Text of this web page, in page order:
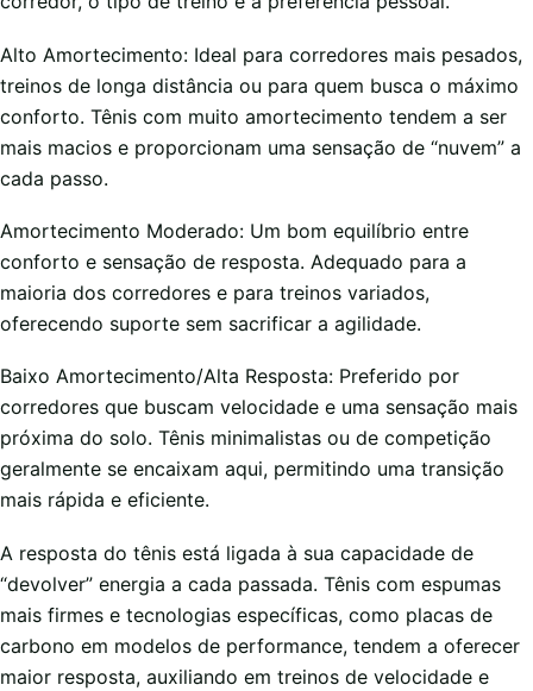
Alto Amortecimento: Ideal para corredores mais pesados,
treinos de longa distância ou para quem busca o máximo
conforto. Tênis com muito amortecimento tendem a ser
mais macios e proporcionam uma sensação de “nuvem” a
cada passo.
Amortecimento Moderado: Um bom equilíbrio entre
conforto e sensação de resposta. Adequado para a
maioria dos corredores e para treinos variados,
oferecendo suporte sem sacrificar a agilidade.
Baixo Amortecimento/Alta Resposta: Preferido por
corredores que buscam velocidade e uma sensação mais
próxima do solo. Tênis minimalistas ou de competição
geralmente se encaixam aqui, permitindo uma transição
mais rápida e eficiente.
A resposta do tênis está ligada à sua capacidade de
“devolver” energia a cada passada. Tênis com espumas
mais firmes e tecnologias específicas, como placas de
carbono em modelos de performance, tendem a oferecer
maior resposta, auxiliando em treinos de velocidade e